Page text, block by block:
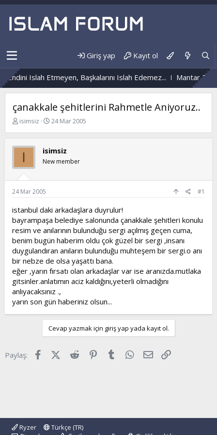
Giriş yap Kayıt ol
Kendini Islah Etmeyen, Başkalarını Islah Edemez... Mantar
çanakkale şehitlerini Rahmetle Aniyoruz..
K
b
u
b
a
l
t
a
n
isimsiz
B
a
n
ı
a
i
h
i
24 Mar 2005
I isimsiz
New member
24 Mar 2005 #1
istanbul daki arkadaşlara duyrulur!
bayrampaşa belediye salonunda çanakkale şehitleri konulu
resim ve anılarının bulunduğu sergi açılmış geçen cuma,
benim bugün haberim oldu çok güzel bir sergi ,insanı
duygulandıran anıların bulunduğu muhteşem bir sergi.o anı
bir nebze de olsa yaşattı bana.
eğer ,yarın fırsatı olan arkadaşlar var ise aranızda.mutlaka
gitsinler.anlatımın aciz kaldığını,yeterli olmadığını
anlıyacaksınız .,
yarın son gün haberiniz olsun...
Cevap yazmak için giriş yap yada kayıt ol.
Paylaş: FacebookX (Twitter)
Reddit Pinterest
Tumblr WhatsApp
E-posta
Ryzer
Türkçe (TR)